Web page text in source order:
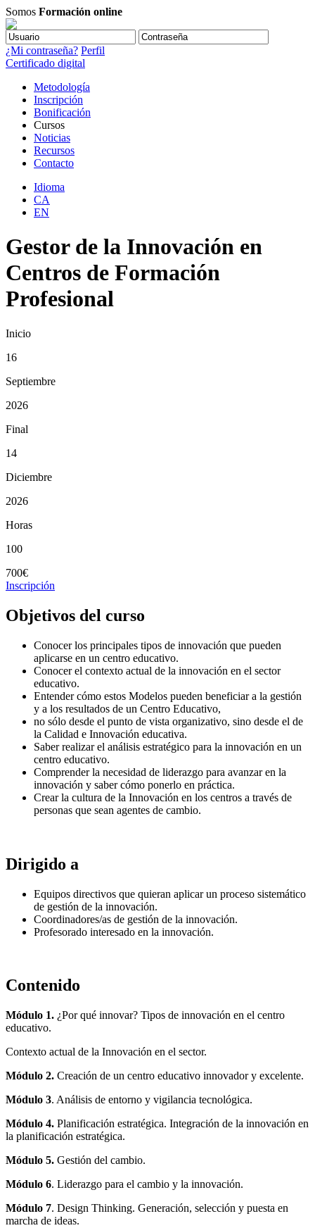
Somos Formación online
¿Mi contraseña? Perfil
Certificado digital
Metodología
Inscripción
Bonificación
Cursos
Noticias
Recursos
Contacto
Idioma
CA
EN
Gestor de la Innovación en
Centros de Formación
Profesional
Inicio
16
Septiembre
2026
Final
14
Diciembre
2026
Horas
100
700€
Inscripción
Objetivos del curso
Conocer los principales tipos de innovación que pueden
aplicarse en un centro educativo.
Conocer el contexto actual de la innovación en el sector
educativo.
Entender cómo estos Modelos pueden beneficiar a la gestión
y a los resultados de un Centro Educativo,
no sólo desde el punto de vista organizativo, sino desde el de
la Calidad e Innovación educativa.
Saber realizar el análisis estratégico para la innovación en un
centro educativo.
Comprender la necesidad de liderazgo para avanzar en la
innovación y saber cómo ponerlo en práctica.
Crear la cultura de la Innovación en los centros a través de
personas que sean agentes de cambio.
Dirigido a
Equipos directivos que quieran aplicar un proceso sistemático
de gestión de la innovación.
Coordinadores/as de gestión de la innovación.
Profesorado interesado en la innovación.
Contenido
Módulo 1. ¿Por qué innovar? Tipos de innovación en el centro
educativo.
Contexto actual de la Innovación en el sector.
Módulo 2. Creación de un centro educativo innovador y excelente.
Módulo 3. Análisis de entorno y vigilancia tecnológica.
Módulo 4. Planificación estratégica. Integración de la innovación en
la planificación estratégica.
Módulo 5. Gestión del cambio.
Módulo 6. Liderazgo para el cambio y la innovación.
Módulo 7. Design Thinking. Generación, selección y puesta en
marcha de ideas.